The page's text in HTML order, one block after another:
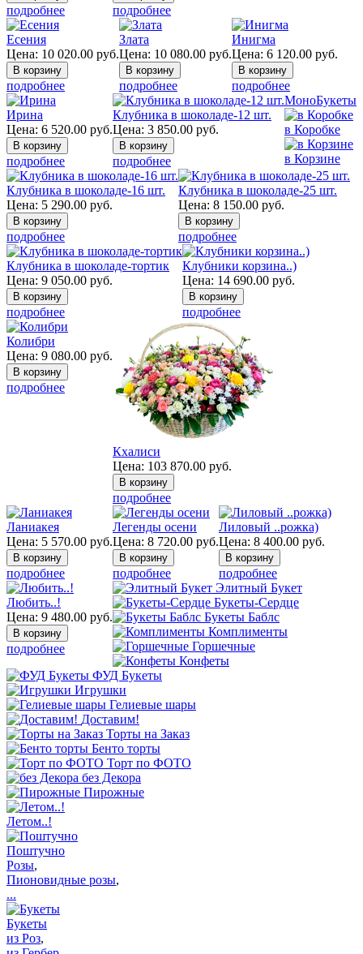
подробнее подробнее
Есения
Цена: 10 020.00 руб.
подробнее
Злата
Цена: 10 080.00 руб.
подробнее
Инигма
Цена: 6 120.00 руб.
подробнее
Ирина
Цена: 6 520.00 руб.
подробнее
Клубника в шоколаде-12 шт.
Цена: 3 850.00 руб.
подробнее
Клубника в шоколаде-16 шт.
Цена: 5 290.00 руб.
подробнее
Клубника в шоколаде-25 шт.
Цена: 8 150.00 руб.
подробнее
Клубника в шоколаде-тортик
Цена: 9 050.00 руб.
подробнее
Клубники корзина..)
Цена: 14 690.00 руб.
подробнее
Колибри
Цена: 9 080.00 руб.
подробнее
Кхалиси
Цена: 103 870.00 руб.
подробнее
Ланиакея
Цена: 5 570.00 руб.
подробнее
Легенды осени
Цена: 8 720.00 руб.
подробнее
Лиловый ..рожка)
Цена: 8 400.00 руб.
подробнее
Любить..!
Цена: 9 480.00 руб.
подробнее
МоноБукеты
в Коробке
в Корзине
Элитный Букет
Букеты-Сердце
Букеты Баблс
Комплименты
Горшечные
Конфеты
ФУД Букеты
Игрушки
Гелиевые шары
Доставим!
Торты на Заказ
Бенто торты
Торт по ФОТО
без Декора
Пирожные
Летом..!
Поштучно
Розы,
Пионовидные розы,
...
Букеты
из Роз,